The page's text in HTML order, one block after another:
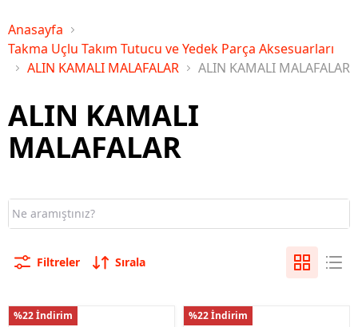
Anasayfa
Takma Uçlu Takım Tutucu ve Yedek Parça Aksesuarları
ALIN KAMALI MALAFALAR
ALIN KAMALI MALAFALAR
ALIN KAMALI
MALAFALAR
Filtreler Sırala
%22 İndirim %22 İndirim